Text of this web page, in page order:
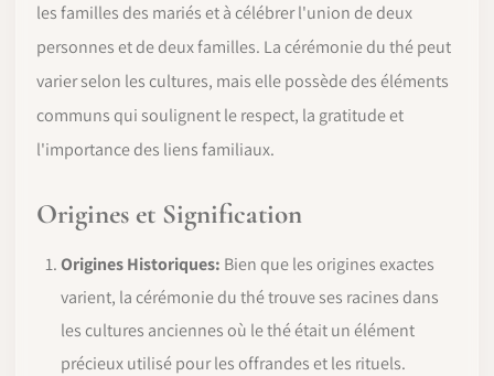
les familles des mariés et à célébrer l'union de deux
personnes et de deux familles. La cérémonie du thé peut
varier selon les cultures, mais elle possède des éléments
communs qui soulignent le respect, la gratitude et
l'importance des liens familiaux.
Origines et Signification
Origines Historiques: Bien que les origines exactes
varient, la cérémonie du thé trouve ses racines dans
les cultures anciennes où le thé était un élément
précieux utilisé pour les offrandes et les rituels.